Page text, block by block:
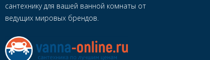
сантехнику для вашей ванной комнаты от
ведущих мировых брендов.